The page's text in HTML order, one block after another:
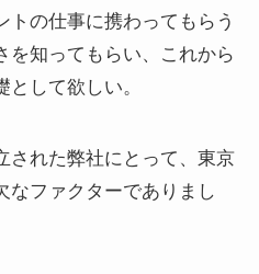
トの仕事に携わってもらう
を知ってもらい、これから
して欲しい。
された弊社にとって、東京
なファクターでありまし